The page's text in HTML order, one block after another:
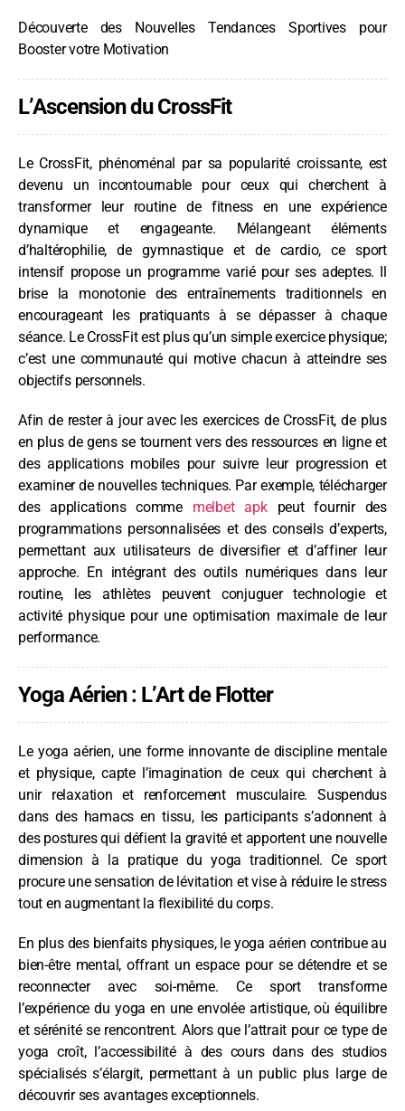
Découverte des Nouvelles Tendances Sportives pour
Booster votre Motivation
L’Ascension du CrossFit
Le CrossFit, phénoménal par sa popularité croissante, est
devenu un incontournable pour ceux qui cherchent à
transformer leur routine de fitness en une expérience
dynamique et engageante. Mélangeant éléments
d’haltérophilie, de gymnastique et de cardio, ce sport
intensif propose un programme varié pour ses adeptes. Il
brise la monotonie des entraînements traditionnels en
encourageant les pratiquants à se dépasser à chaque
séance. Le CrossFit est plus qu’un simple exercice physique;
c’est une communauté qui motive chacun à atteindre ses
objectifs personnels.
Afin de rester à jour avec les exercices de CrossFit, de plus
en plus de gens se tournent vers des ressources en ligne et
des applications mobiles pour suivre leur progression et
examiner de nouvelles techniques. Par exemple, télécharger
des applications comme melbet apkpeut fournir des
programmations personnalisées et des conseils d’experts,
permettant aux utilisateurs de diversifier et d’affiner leur
approche. En intégrant des outils numériques dans leur
routine, les athlètes peuvent conjuguer technologie et
activité physique pour une optimisation maximale de leur
performance.
Yoga Aérien : L’Art de Flotter
Le yoga aérien, une forme innovante de discipline mentale
et physique, capte l’imagination de ceux qui cherchent à
unir relaxation et renforcement musculaire. Suspendus
dans des hamacs en tissu, les participants s’adonnent à
des postures qui défient la gravité et apportent une nouvelle
dimension à la pratique du yoga traditionnel. Ce sport
procure une sensation de lévitation et vise à réduire le stress
tout en augmentant la flexibilité du corps.
En plus des bienfaits physiques, le yoga aérien contribue au
bien-être mental, offrant un espace pour se détendre et se
reconnecter avec soi-même. Ce sport transforme
l’expérience du yoga en une envolée artistique, où équilibre
et sérénité se rencontrent. Alors que l’attrait pour ce type de
yoga croît, l’accessibilité à des cours dans des studios
spécialisés s’élargit, permettant à un public plus large de
découvrir ses avantages exceptionnels.